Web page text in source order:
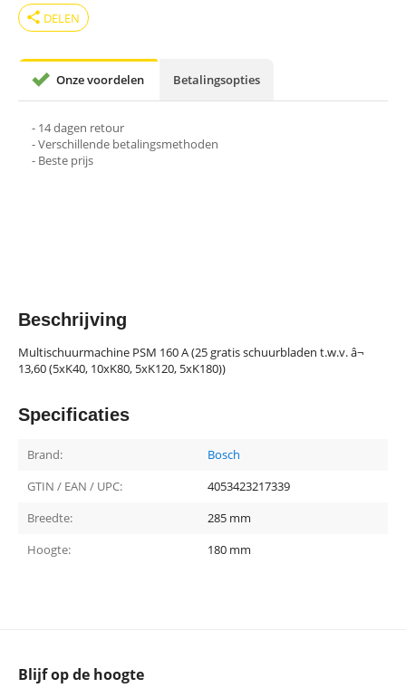
share DELEN
Onze voordelen Betalingsopties
- 14 dagen retour
- Verschillende betalingsmethoden
- Beste prijs
Beschrijving
Multischuurmachine PSM 160 A (25 gratis schuurbladen t.w.v. â¬
13,60 (5xK40, 10xK80, 5xK120, 5xK180))
Specificaties
Brand:
Bosch
GTIN / EAN / UPC:
4053423217339
Breedte:
285 mm
Hoogte:
180 mm
Blijf op de hoogte